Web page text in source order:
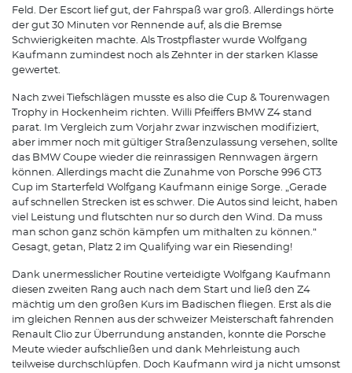
Feld. Der Escort lief gut, der Fahrspaß war groß. Allerdings hörte
der gut 30 Minuten vor Rennende auf, als die Bremse
Schwierigkeiten machte. Als Trostpflaster wurde Wolfgang
Kaufmann zumindest noch als Zehnter in der starken Klasse
gewertet.
Nach zwei Tiefschlägen musste es also die Cup & Tourenwagen
Trophy in Hockenheim richten. Willi Pfeiffers BMW Z4 stand
parat. Im Vergleich zum Vorjahr zwar inzwischen modifiziert,
aber immer noch mit gültiger Straßenzulassung versehen, sollte
das BMW Coupe wieder die reinrassigen Rennwagen ärgern
können. Allerdings macht die Zunahme von Porsche 996 GT3
Cup im Starterfeld Wolfgang Kaufmann einige Sorge. „Gerade
auf schnellen Strecken ist es schwer. Die Autos sind leicht, haben
viel Leistung und flutschten nur so durch den Wind. Da muss
man schon ganz schön kämpfen um mithalten zu können.“
Gesagt, getan, Platz 2 im Qualifying war ein Riesending!
Dank unermesslicher Routine verteidigte Wolfgang Kaufmann
diesen zweiten Rang auch nach dem Start und ließ den Z4
mächtig um den großen Kurs im Badischen fliegen. Erst als die
im gleichen Rennen aus der schweizer Meisterschaft fahrenden
Renault Clio zur Überrundung anstanden, konnte die Porsche
Meute wieder aufschließen und dank Mehrleistung auch
teilweise durchschlüpfen. Doch Kaufmann wird ja nicht umsonst